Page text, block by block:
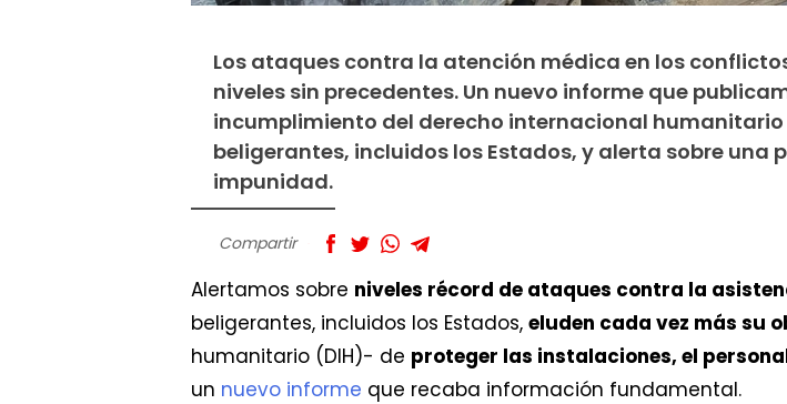
Los ataques contra la atención médica en los
niveles sin precedentes. Un nuevo informe que
incumplimiento del derecho internacional
beligerantes, incluidos los Estados, y alerta sobre una
impunidad.
Compartir
Alertamos sobre niveles récord de ataques contra la
beligerantes, incluidos los Estados, eluden cada vez más su
humanitario (DIH)- de proteger las instalaciones, el
un nuevo informe que recaba información fundamental.